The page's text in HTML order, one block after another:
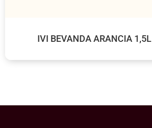
IVI BEVANDA ARANCIA 1,5L